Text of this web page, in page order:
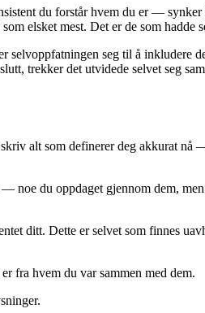
du forstår hvem du er —
elsket mest. Det er de som hadde
seg til å inkludere
trekker det utvidede selvet seg
alt som definerer deg akkurat nå
noe du oppdaget gjennom dem,
ditt. Dette er selvet som finnes
fra hvem du var sammen med dem.